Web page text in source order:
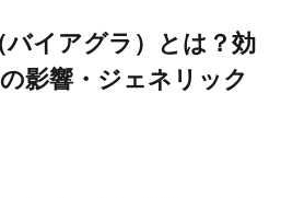
イアグラ）とは？効
影響・ジェネリック